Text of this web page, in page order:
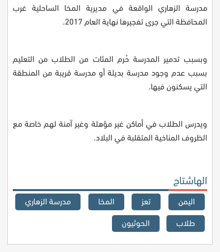
مدرسة الزهاري الواقعة في مديرية المخا الساحلية غرب
المحافظة التي جرى تفجيرها نهاية العام 2017.
وبسبب تدمير المدرسة حُرم المئات من الطلاب من التعليم
بسبب عدم وجود مدرسة بديلة أو مدرسة قريبة من المنطقة
التي يسكنون فيها.
ويدرس الطلاب في أماكن غير مؤهلة وغير آمنة لهم خاصة مع
الظروف المناخية المتقلبة في البلاد.
الهاشتاج
اليمن تعز المخا
مدرسة الزهاري
طلاب
الحوثيون